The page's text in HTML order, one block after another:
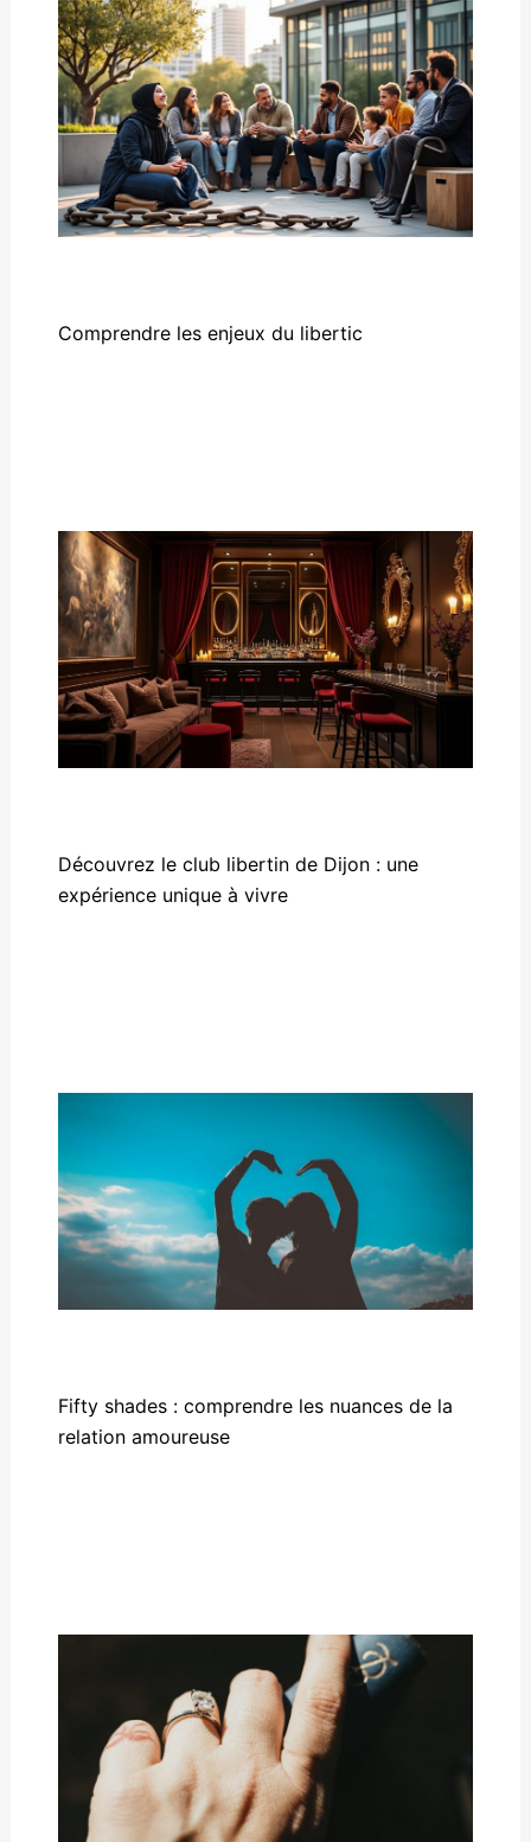
Comprendre les enjeux du libertic
Découvrez le club libertin de Dijon : une
expérience unique à vivre
Fifty shades : comprendre les nuances de la
relation amoureuse